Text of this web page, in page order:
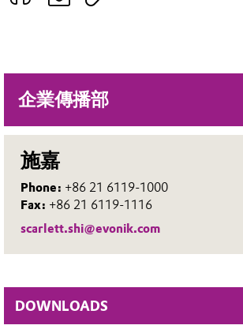
企業傳播部
施嘉
Phone: +86 21 6119-1000
Fax: +86 21 6119-1116
scarlett.shi@evonik.com
DOWNLOADS